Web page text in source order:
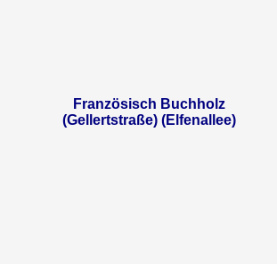
Französisch Buchholz
(Gellertstraße) (Elfenallee)